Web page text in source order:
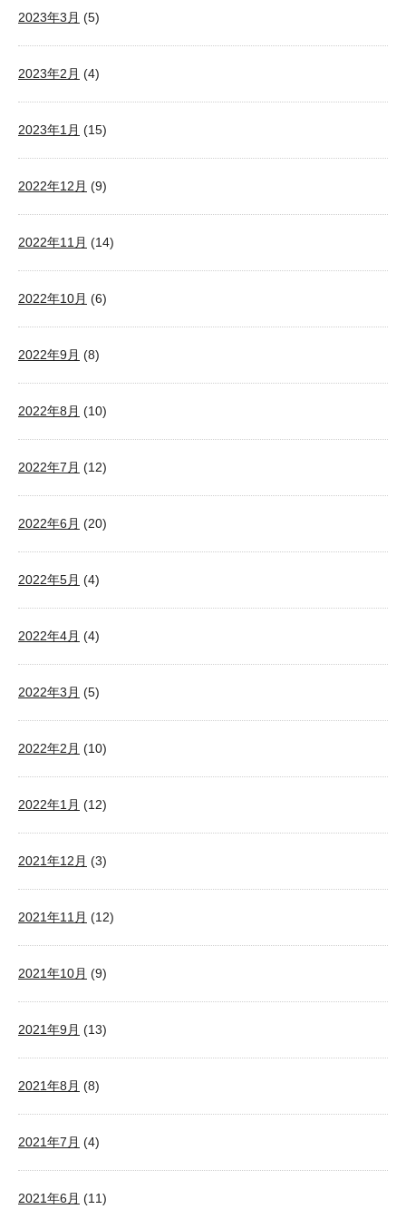
2023年3月 (5)
2023年2月 (4)
2023年1月 (15)
2022年12月 (9)
2022年11月 (14)
2022年10月 (6)
2022年9月 (8)
2022年8月 (10)
2022年7月 (12)
2022年6月 (20)
2022年5月 (4)
2022年4月 (4)
2022年3月 (5)
2022年2月 (10)
2022年1月 (12)
2021年12月 (3)
2021年11月 (12)
2021年10月 (9)
2021年9月 (13)
2021年8月 (8)
2021年7月 (4)
2021年6月 (11)